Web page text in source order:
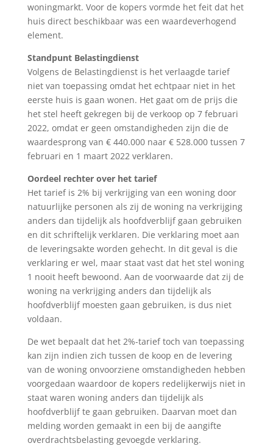
woningmarkt. Voor de kopers vormde het feit dat het
huis direct beschikbaar was een waardeverhogend
element.
Standpunt Belastingdienst
Volgens de Belastingdienst is het verlaagde tarief
niet van toepassing omdat het echtpaar niet in het
eerste huis is gaan wonen. Het gaat om de prijs die
het stel heeft gekregen bij de verkoop op 7 februari
2022, omdat er geen omstandigheden zijn die de
waardesprong van € 440.000 naar € 528.000 tussen 7
februari en 1 maart 2022 verklaren.
Oordeel rechter over het tarief
Het tarief is 2% bij verkrijging van een woning door
natuurlijke personen als zij de woning na verkrijging
anders dan tijdelijk als hoofdverblijf gaan gebruiken
en dit schriftelijk verklaren. Die verklaring moet aan
de leveringsakte worden gehecht. In dit geval is die
verklaring er wel, maar staat vast dat het stel woning
1 nooit heeft bewoond. Aan de voorwaarde dat zij de
woning na verkrijging anders dan tijdelijk als
hoofdverblijf moesten gaan gebruiken, is dus niet
voldaan.
De wet bepaalt dat het 2%-tarief toch van toepassing
kan zijn indien zich tussen de koop en de levering
van de woning onvoorziene omstandigheden hebben
voorgedaan waardoor de kopers redelijkerwijs niet in
staat waren woning anders dan tijdelijk als
hoofdverblijf te gaan gebruiken. Daarvan moet dan
melding worden gemaakt in een bij de aangifte
overdrachtsbelasting gevoegde verklaring.